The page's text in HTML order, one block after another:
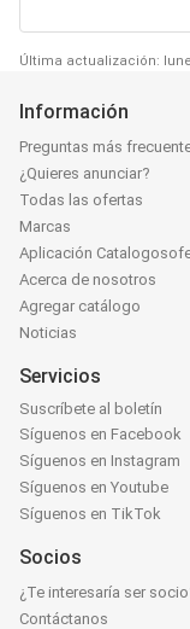
Última actualización:
Información
Preguntas más
¿Quieres anunciar?
Todas las ofertas
Marcas
Aplicación
Acerca de nosotros
Agregar catálogo
Noticias
Servicios
Suscríbete al boletín
Síguenos en Facebook
Síguenos en Instagram
Síguenos en Youtube
Síguenos en TikTok
Socios
¿Te interesaría ser
Contáctanos